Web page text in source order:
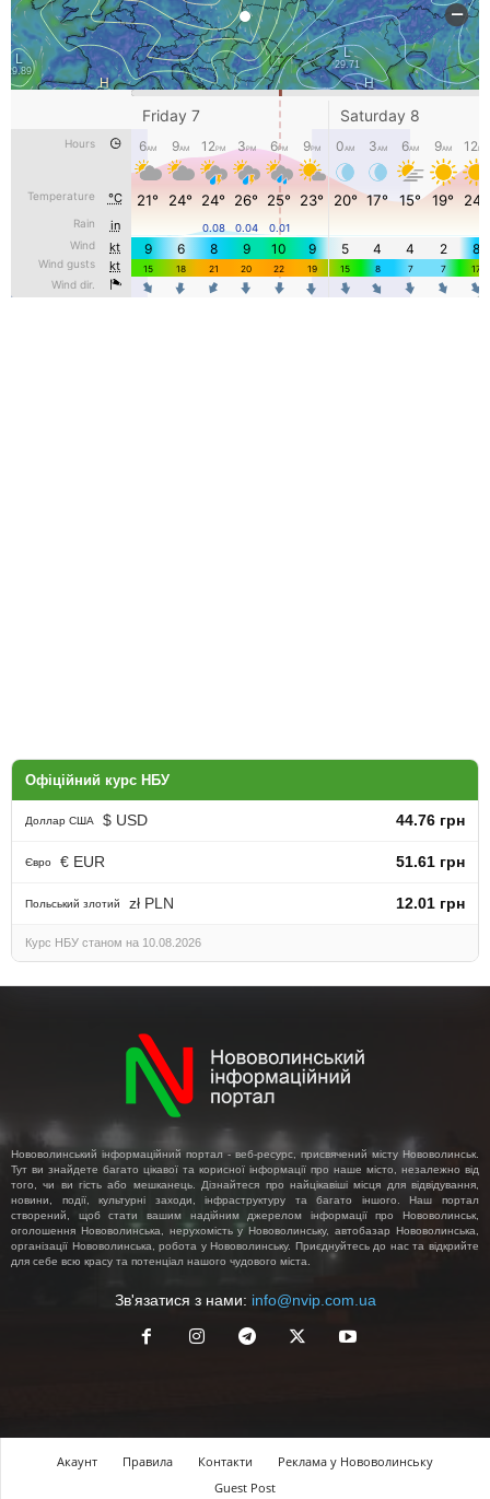
Офіційний курс НБУ
Доллар США $ USD 44.76 грн
Євро € EUR 51.61 грн
Польський злотий zł PLN 12.01 грн
Курс НБУ станом на 10.08.2026
Нововолинський інформаційний портал - веб-ресурс, присвячений місту Нововолинськ.
Тут ви знайдете багато цікавої та корисної інформації про наше місто, незалежно від
того, чи ви гість або мешканець. Дізнайтеся про найцікавіші місця для відвідування,
новини, події, культурні заходи, інфраструктуру та багато іншого. Наш портал
створений, щоб стати вашим надійним джерелом інформації про Нововолинськ,
оголошення Нововолинська, нерухомість у Нововолинську, автобазар Нововолинська,
організації Нововолинська, робота у Нововолинську. Приєднуйтесь до нас та відкрийте
для себе всю красу та потенціал нашого чудового міста.
Зв'язатися з нами: info@nvip.com.ua
Акаунт Правила Контакти
Реклама у Нововолинську
Guest Post